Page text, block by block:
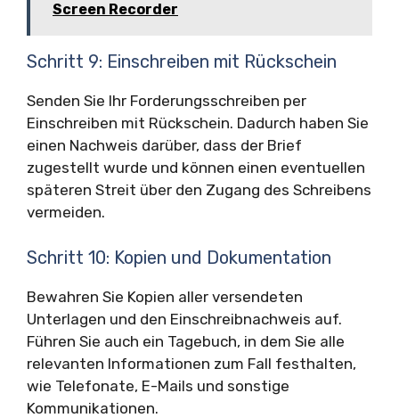
Screen Recorder
Schritt 9: Einschreiben mit Rückschein
Senden Sie Ihr Forderungsschreiben per
Einschreiben mit Rückschein. Dadurch haben Sie
einen Nachweis darüber, dass der Brief
zugestellt wurde und können einen eventuellen
späteren Streit über den Zugang des Schreibens
vermeiden.
Schritt 10: Kopien und Dokumentation
Bewahren Sie Kopien aller versendeten
Unterlagen und den Einschreibnachweis auf.
Führen Sie auch ein Tagebuch, in dem Sie alle
relevanten Informationen zum Fall festhalten,
wie Telefonate, E-Mails und sonstige
Kommunikationen.